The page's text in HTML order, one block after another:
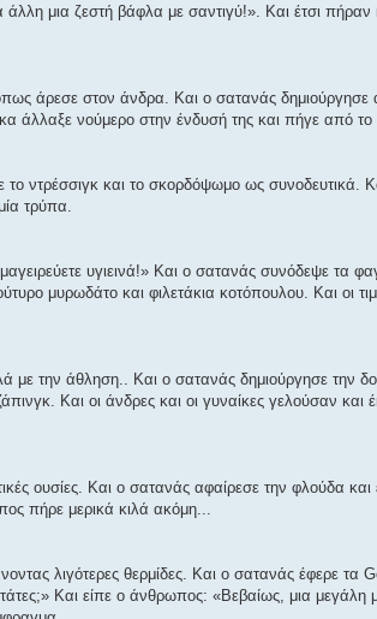
μια ζεστή βάφλα με σαντιγύ!». Και έτσι πήραν
άρεσε στον άνδρα. Και ο σατανάς δημιούργησε
άλλαξε νούμερο στην ένδυσή της και πήγε από το
ντρέσσιγκ και το σκορδόψωμο ως συνοδευτικά.
τρύπα.
υγιεινά!» Και ο σατανάς συνόδεψε τα
μυρωδάτο και φιλετάκια κοτόπουλου. Και οι
την άθληση.. Και ο σατανάς δημιούργησε την
Και οι άνδρες και οι γυναίκες γελούσαν και
ουσίες. Και ο σατανάς αφαίρεσε την φλούδα και
πήρε μερικά κιλά ακόμη...
λιγότερες θερμίδες. Και ο σατανάς έφερε τα
Και είπε ο άνθρωπος: «Βεβαίως, μια μεγάλη